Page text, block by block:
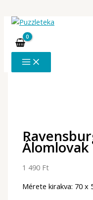
Skip
content
Álomlovak
1 490 Ft
Mérete kirakva: 70 x